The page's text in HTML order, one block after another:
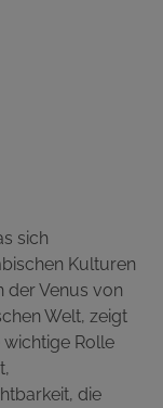
sich
Kulturen
der Venus von
Welt, zeigt
Rolle
die